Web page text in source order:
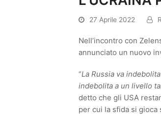
27 Aprile 2022
Nell’incontro con
annunciato un nuovo
“La Russia va
indebolita a un livello
detto che gli USA
per cui la sfida si